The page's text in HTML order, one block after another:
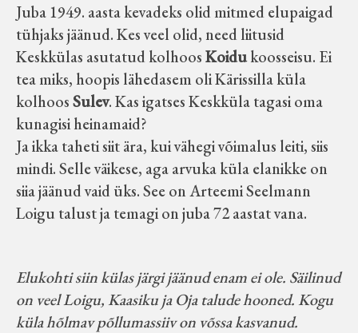
Juba 1949. aasta kevadeks olid mitmed elupaigad
tühjaks jäänud. Kes veel olid, need liitusid
Keskkülas asutatud kolhoosKoidukoosseisu. Ei
tea miks, hoopis lähedasem oli Kärissilla küla
kolhoosSulev. Kas igatses Keskküla tagasi oma
kunagisi heinamaid?
Ja ikka taheti siit ära, kui vähegi võimalus leiti, siis
mindi. Selle väikese, aga arvuka küla elanikke on
siia jäänud vaid üks. See on Arteemi Seelmann
Loigu talust ja temagi on juba 72 aastat vana.
Elukohti siin külas järgi jäänud enam ei ole. Säilinud
on veel Loigu, Kaasiku ja Oja talude hooned. Kogu
küla hõlmav põllumassiiv on võssa kasvanud.